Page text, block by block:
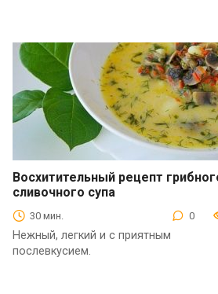
Супы
Восхитительный рецепт
сливочного супа
30 мин. 0
Нежный, легкий и с приятным
послевкусием.